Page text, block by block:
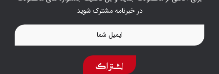
در خبرنامه مشترک شوید
اشتراک